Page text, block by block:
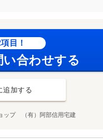
目！
合わせする
追加する
ップ （有）阿部信用宅建